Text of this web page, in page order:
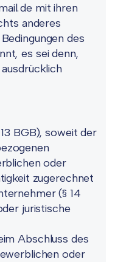
mit ihren
anderes
des
es sei denn,
BGB), soweit der
oder
zugerechnet
(§ 14
juristische
Abschluss des
oder